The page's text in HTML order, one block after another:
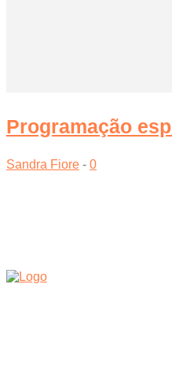
Programação
Sandra Fiore - 0